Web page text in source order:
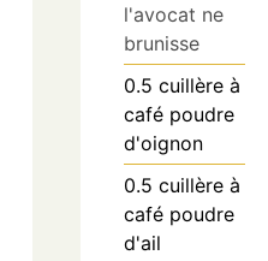
l'avocat ne
brunisse
0.5 cuillère à
café poudre
d'oignon
0.5 cuillère à
café poudre
d'ail